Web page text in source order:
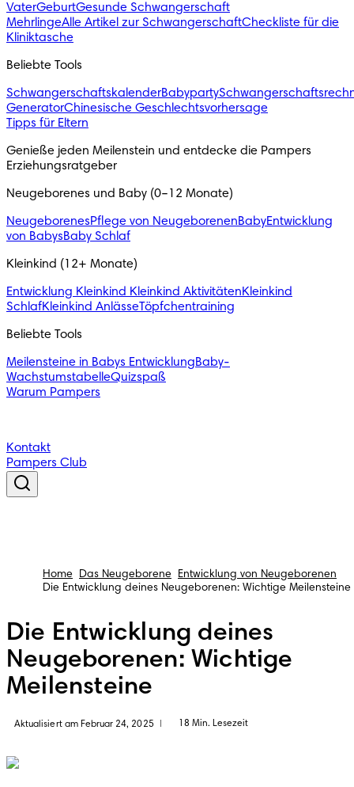
VaterGeburtGesunde Schwangerschaft
MehrlingeAlle Artikel zur SchwangerschaftCheckliste für die
Kliniktasche
Beliebte Tools
SchwangerschaftskalenderBabyparty
GeneratorChinesische Geschlechtsvorhersage
Tipps für Eltern
Genieße jeden Meilenstein und entdecke die Pampers
Erziehungsratgeber
Neugeborenes und Baby (0–12 Monate)
NeugeborenesPflege von NeugeborenenBabyEntwicklung
von BabysBaby Schlaf
Kleinkind (12+ Monate)
Entwicklung Kleinkind Kleinkind AktivitätenKleinkind
SchlafKleinkind AnlässeTöpfchentraining
Beliebte Tools
Meilensteine in Babys EntwicklungBaby-
WachstumstabelleQuizspaß
Warum Pampers
Kontakt
Pampers Club
Home Das Neugeborene
Entwicklung von Neugeborenen
Die Entwicklung deines Neugeborenen: Wichtige Meilensteine
Die Entwicklung deines
Neugeborenen: Wichtige
Meilensteine
Aktualisiert am Februar 24, 2025 18 Min. Lesezeit